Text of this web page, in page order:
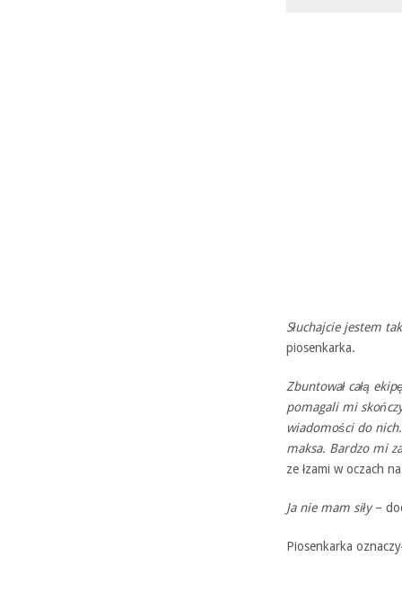
Słuchajcie jestem
piosenkarka.
Zbuntował całą
pomagali mi
wiadomości do
maksa. Bardzo mi
ze łzami w oczach
Ja nie mam siły–
Piosenkarka